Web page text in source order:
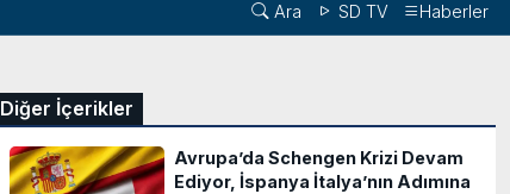
Ara SD TV Haberler
Diğer İçerikler
Avrupa’da Schengen Krizi Devam
Ediyor, İspanya İtalya’nın Adımına